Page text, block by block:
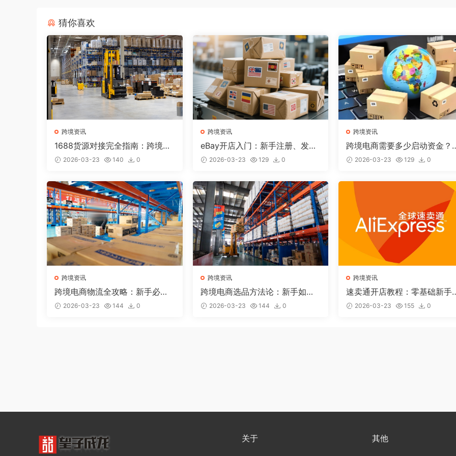
猜你喜欢
跨境资讯
1688货源对接完全指南：跨境卖
家如何找到优质供应商？
2026-03-23 140 0
跨境资讯
eBay开店入门：新手注册、发布
产品和出单全流程
2026-03-23 129 0
跨境资讯
跨境电商需要多少启动资金？
平台资金规划详解
2026-03-23 129 0
跨境资讯
跨境电商物流全攻略：新手必懂
的5种国际物流方式
2026-03-23 144 0
跨境资讯
跨境电商选品方法论：新手如何
找到第一个赚钱的产品？
2026-03-23 144 0
跨境资讯
速卖通开店教程：零基础新手
何从0到1做速卖通（2026完
版）
2026-03-23 155 0
关于 其他